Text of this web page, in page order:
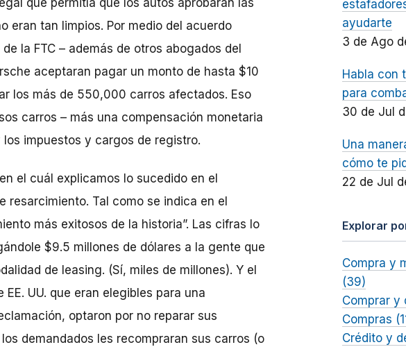
que permitía que los autos aprobaran las
eran tan limpios. Por medio del acuerdo
la FTC – además de otros abogados del
aceptaran pagar un monto de hasta $10
los más de 550,000 carros afectados. Eso
carros – más una compensación monetaria
impuestos y cargos de registro.
el cuál explicamos lo sucedido en el
resarcimiento. Tal como se indica en el
más exitosos de la historia”. Las cifras lo
$9.5 millones de dólares a la gente que
de leasing. (Sí, miles de millones). Y el
UU. que eran elegibles para una
optaron por no reparar sus
demandados les recompraran sus carros (o
ayudarte
3 de Ago
Habla con
para
30 de Jul
Una
cómo te
22 de Jul
Explorar
Compra y
(39)
Comprar y
Compras
Crédito y